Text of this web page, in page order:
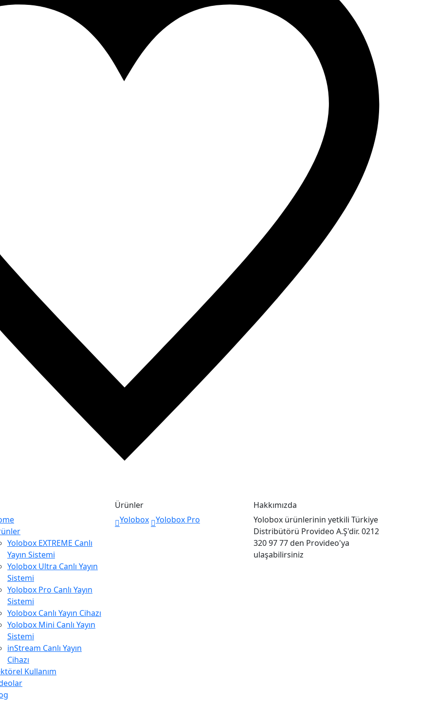
Yolobox EXTREME Canlı
Yayın Sistemi
Yolobox Ultra Canlı Yayın
Sistemi
Yolobox Pro Canlı Yayın
Sistemi
Yolobox Canlı Yayın Cihazı
Yolobox Mini Canlı Yayın
Sistemi
inStream Canlı Yayın
Cihazı
Kullanım
Ürünler
Yolobox
Yolobox Pro
Hakkımızda
Yolobox ürünlerinin yetkili Türkiye
Distribütörü Provideo A.Ş'dir. 0212
320 97 77 den Provideo'ya
ulaşabilirsiniz